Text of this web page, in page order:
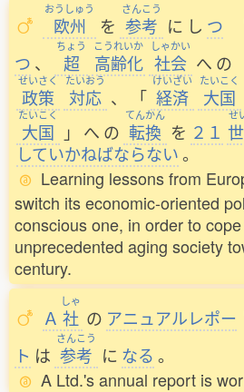
おうしゅう
欧州 を
さんこう
参考 に し つ
つ 、
ちょう
超
こうれいか
高齢化
しゃかい
社会 へ の
せいさく
政策
たいおう
対応 、 「
けいざい
経済
たいこく
大国
たいこく
大国 」 へ の
てんかん
転換 を ２１
せ
していかねばならない。
Learning lessons from
switch its economic-oriented
conscious one, in order to
unprecedented aging society
century.
Ａ
しゃ
社 の アニュアルレポー
ト は
さんこう
参考 に なる 。
A Ltd.'s annual report is